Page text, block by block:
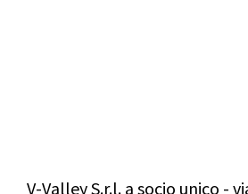
V-Valley S.r.l. a socio unico -